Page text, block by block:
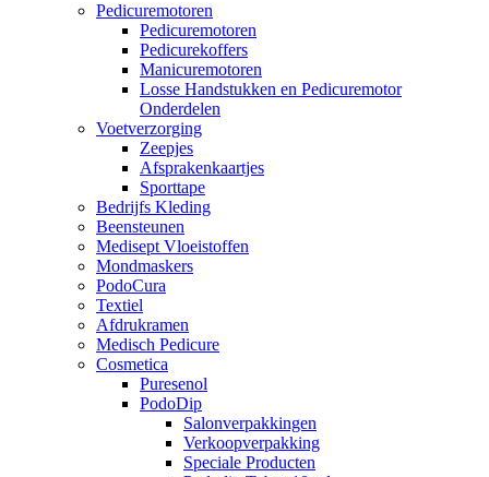
Pedicuremotoren
Pedicuremotoren
Pedicurekoffers
Manicuremotoren
Losse Handstukken en Pedicuremotor
Onderdelen
Voetverzorging
Zeepjes
Afsprakenkaartjes
Sporttape
Bedrijfs Kleding
Beensteunen
Medisept Vloeistoffen
Mondmaskers
PodoCura
Textiel
Afdrukramen
Medisch Pedicure
Cosmetica
Puresenol
PodoDip
Salonverpakkingen
Verkoopverpakking
Speciale Producten